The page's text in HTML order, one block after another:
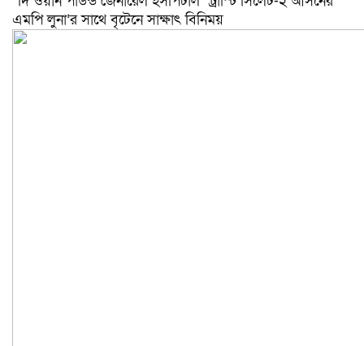
এমপি লুনা’র সা‌থে বৃটেনে সাক্ষাৎ বিনিময়